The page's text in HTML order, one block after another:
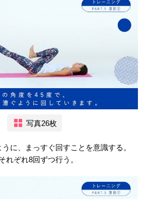
写真26枚
うに、まっすぐ回すことを意識する。
れぞれ8回ずつ行う。